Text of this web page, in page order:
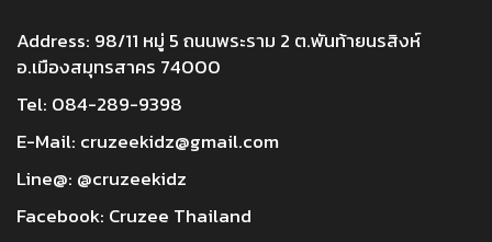
Address: 98/11 หมู่ 5 ถนนพระราม 2 ต.พันท้ายนรสิงห์
อ.เมืองสมุทรสาคร 74000
Tel: 084-289-9398
E-Mail: cruzeekidz@gmail.com
Line@: @cruzeekidz
Facebook: Cruzee Thailand